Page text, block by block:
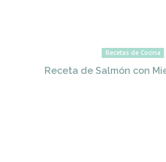
Recetas de Cocina
Receta de Salmón con